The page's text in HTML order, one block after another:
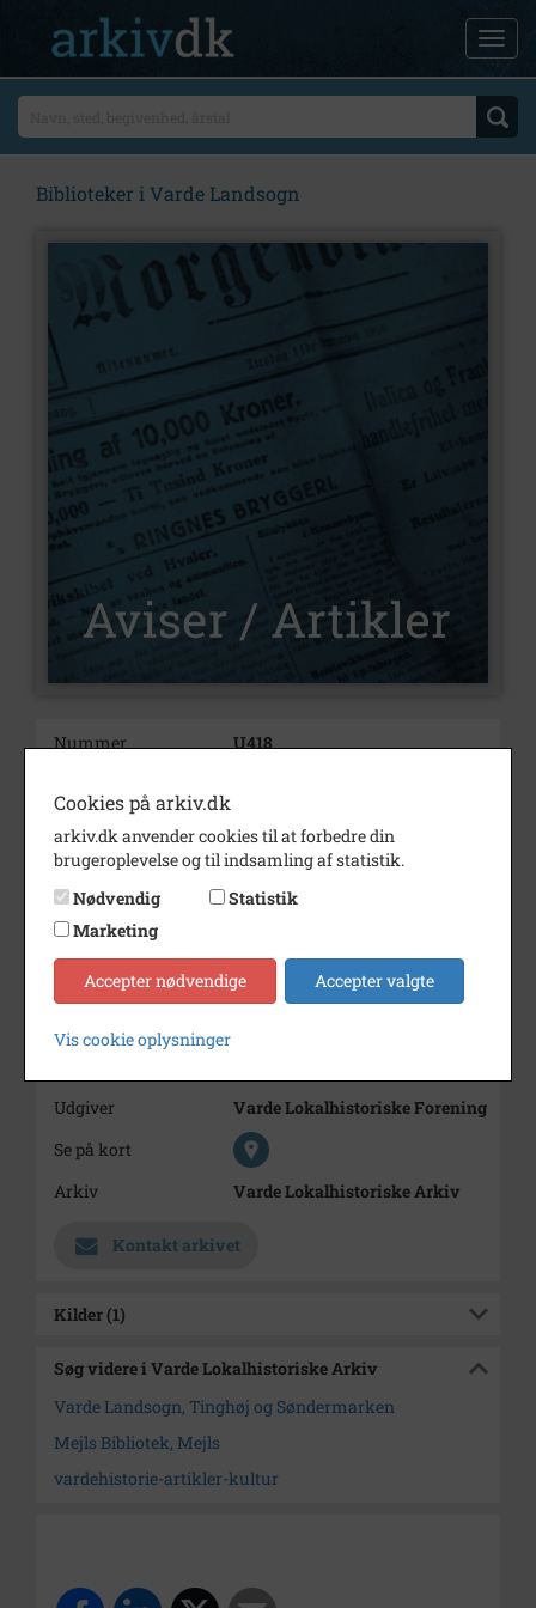
Biblioteker i Varde Landsogn
Nummer
U418
Illustrationer
Ja
Forfatter(e)
Af Peder Løgstrup Bjerg
Indholdsnote
Om hvordan man kom i gang
Varde Landsogn.
Årstal
2024
Trykt i medie
Udgiver
Varde Lokalhistoriske Forening
Se på kort
Arkiv
Varde Lokalhistoriske Arkiv
Kontakt arkivet
Kilder (1)
Søg videre i Varde Lokalhistoriske Arkiv
Varde Landsogn, Tinghøj og Søndermarken
Mejls Bibliotek, Mejls
vardehistorie-artikler-kultur
Cookies på arkiv.dk
arkiv.dk anvender cookies til at forbedre din
brugeroplevelse og til indsamling af statistik.
Nødvendig
Statistik
Marketing
Accepter nødvendige Accepter valgte
Vis cookie oplysninger